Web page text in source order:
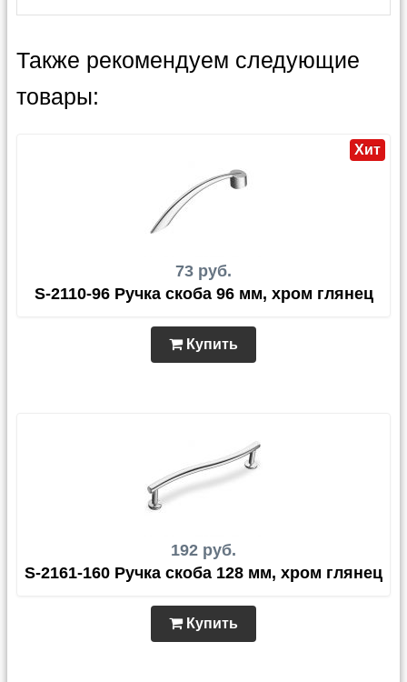
Также рекомендуем следующие
товары:
73 руб.
Хит
S-2110-96 Ручка скоба 96 мм, хром глянец
Купить
192 руб.
S-2161-160 Ручка скоба 128 мм, хром глянец
Купить